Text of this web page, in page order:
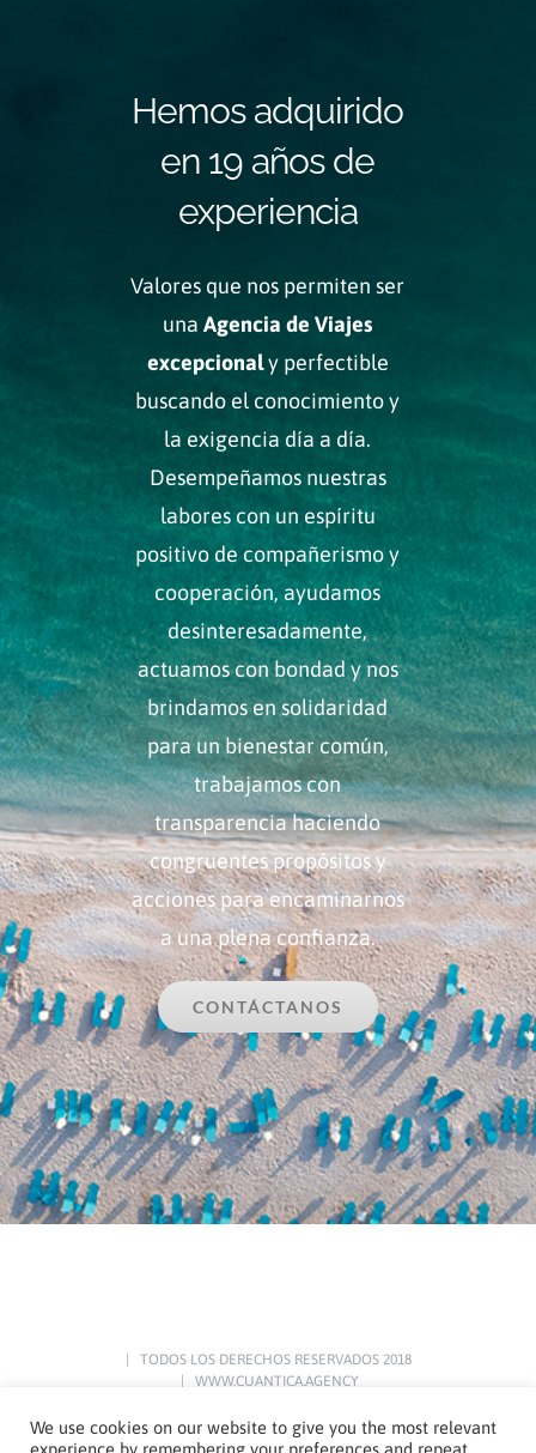
Hemos adquirido
en 19 años de
experiencia
Valores que nos permiten ser
unaAgencia de Viajes
excepcionaly perfectible
buscando el conocimiento y
la exigencia día a día.
Desempeñamos nuestras
labores con un espíritu
positivo de compañerismo y
cooperación, ayudamos
desinteresadamente,
actuamos con bondad y nos
brindamos en solidaridad
para un bienestar común,
trabajamos con
transparencia haciendo
congruentes propósitos y
acciones para encaminarnos
a una plena confianza.
CONTÁCTANOS
.
| TODOS LOS DERECHOS RESERVADOS 2018
| WWW.CUANTICA.AGENCY
We use cookies on our website to give you the most relevant
experience by remembering your preferences and repeat